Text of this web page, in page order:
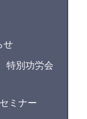
せ
特別功労会
ミナー